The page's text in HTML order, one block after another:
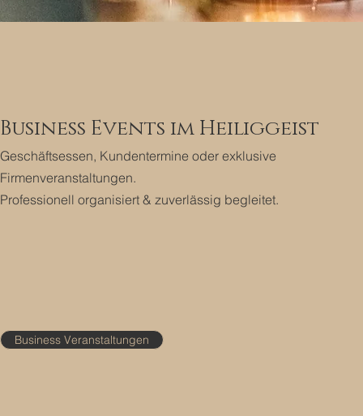
Business Events im Heiliggeist
Geschäftsessen, Kundentermine oder exklusive
Firmenveranstaltungen.
Professionell organisiert & zuverlässig begleitet.
Business Veranstaltungen